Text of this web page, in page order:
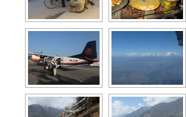
Photos Thailande
photos Cambodge
Photos Laos
Photos Vietnam
Photos Chine
Photos Hong Kong